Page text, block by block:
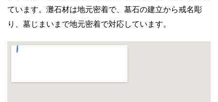
ています。灘石材は地元密着で、墓石の建立から戒名彫
り、墓じまいまで地元密着で対応しています。